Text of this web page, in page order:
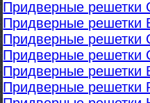
Придверные решетки
Придверные решетки
Придверные решетки
Придверные решетки
Придверные решетки
Придверные решетки